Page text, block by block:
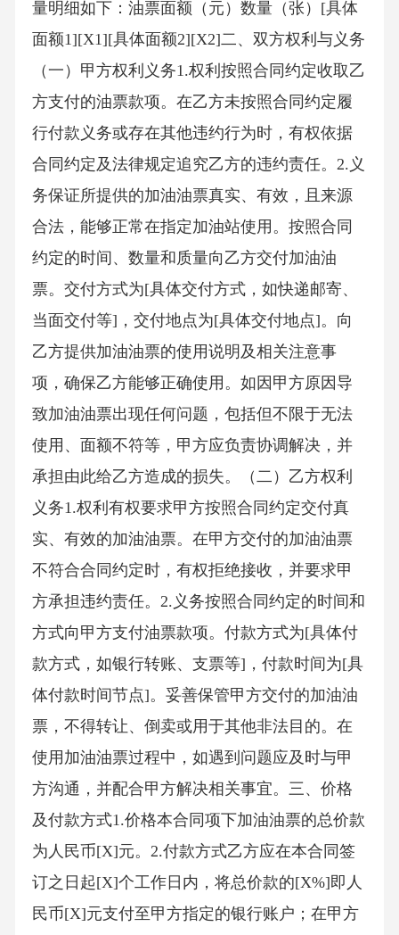
量明细如下：油票面额（元）数量（张）[具体
面额1][X1][具体面额2][X2]二、双方权利与义务
（一）甲方权利义务1.权利按照合同约定收取乙
方支付的油票款项。在乙方未按照合同约定履
行付款义务或存在其他违约行为时，有权依据
合同约定及法律规定追究乙方的违约责任。2.义
务保证所提供的加油油票真实、有效，且来源
合法，能够正常在指定加油站使用。按照合同
约定的时间、数量和质量向乙方交付加油油
票。交付方式为[具体交付方式，如快递邮寄、
当面交付等]，交付地点为[具体交付地点]。向
乙方提供加油油票的使用说明及相关注意事
项，确保乙方能够正确使用。如因甲方原因导
致加油油票出现任何问题，包括但不限于无法
使用、面额不符等，甲方应负责协调解决，并
承担由此给乙方造成的损失。（二）乙方权利
义务1.权利有权要求甲方按照合同约定交付真
实、有效的加油油票。在甲方交付的加油油票
不符合合同约定时，有权拒绝接收，并要求甲
方承担违约责任。2.义务按照合同约定的时间和
方式向甲方支付油票款项。付款方式为[具体付
款方式，如银行转账、支票等]，付款时间为[具
体付款时间节点]。妥善保管甲方交付的加油油
票，不得转让、倒卖或用于其他非法目的。在
使用加油油票过程中，如遇到问题应及时与甲
方沟通，并配合甲方解决相关事宜。三、价格
及付款方式1.价格本合同项下加油油票的总价款
为人民币[X]元。2.付款方式乙方应在本合同签
订之日起[X]个工作日内，将总价款的[X%]即人
民币[X]元支付至甲方指定的银行账户；在甲方